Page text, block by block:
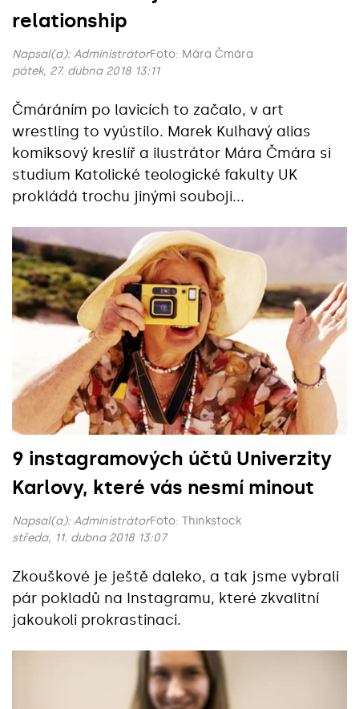
relationship
Napsal(a): AdministrátorFoto: Mára Čmára
pátek, 27. dubna 2018 13:11
Čmáráním po lavicích to začalo, v art
wrestling to vyústilo. Marek Kulhavý alias
komiksový kreslíř a ilustrátor Mára Čmára si
studium Katolické teologické fakulty UK
prokládá trochu jinými souboji...
9 instagramových účtů Univerzity
Karlovy, které vás nesmí minout
Napsal(a): AdministrátorFoto: Thinkstock
středa, 11. dubna 2018 13:07
Zkouškové je ještě daleko, a tak jsme vybrali
pár pokladů na Instagramu, které zkvalitní
jakoukoli prokrastinaci.